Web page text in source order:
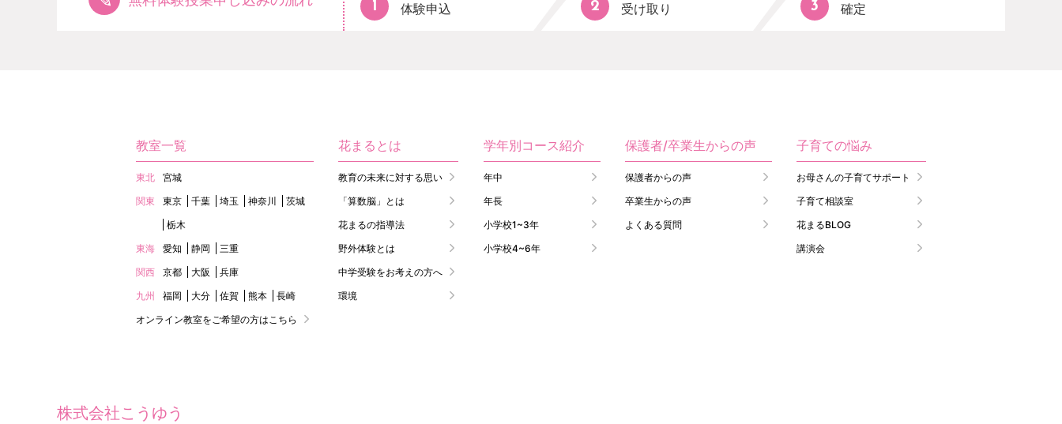
体験申込
受け取り
確定
教室一覧
東北
宮城
関東
東京 千葉 埼玉 神奈川
茨城
栃木
東海
愛知 静岡
三重
関西
京都 大阪
兵庫
九州
福岡 大分 佐賀 熊本
長崎
オンライン教室をご希望の方はこちら
花まるとは
教育の未来に対する思い
「算数脳」とは
花まるの指導法
野外体験とは
中学受験をお考えの方へ
環境
学年別コース紹介
年中
年長
小学校1~3年
小学校4~6年
保護者/卒業生からの声
保護者からの声
卒業生からの声
よくある質問
子育ての悩み
お母さんの子育てサポート
子育て相談室
花まるBLOG
講演会
株式会社こうゆう